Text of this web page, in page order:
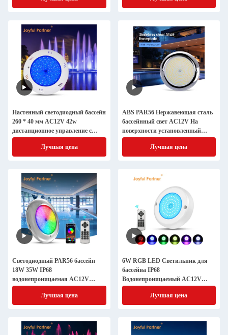
Настенный светодиодный бассейн
260 * 40 мм AC12V 42w
дистанционное управление с
корпусом ABS современный
Лучшая цена
ABS PAR56 Нержавеющая сталь
бассейнный свет AC12V На
поверхности установленный
SMD LED DIA230MM
Лучшая цена
Светодиодный PAR56 бассейн
18W 35W IP68
водонепроницаемая AC12V
нержавеющая сталь Для
открытых бассейнов
Лучшая цена
6W RGB LED Светильник для
бассейна IP68
Водонепроницаемый AC12V
Материал корпуса ABS Диаметр
110 мм 152 ммЛучшая цена